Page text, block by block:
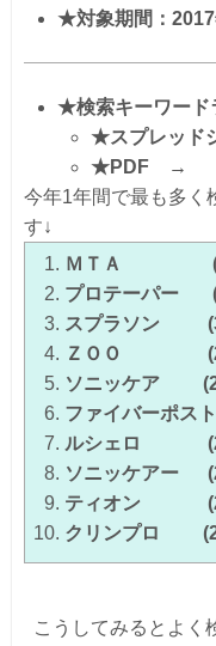
★対象期間：
★検索キーワード
★スプレッド
★PDF →
今年1年間で最も多く
す↓
ＭＴＡ
プロテーパー
スプラソン
ＺＯＯ
ソニッケア
ファイバーポス
ルシェロ
ソニッケアー
ティオン
クリンプロ
こうしてみるとよく